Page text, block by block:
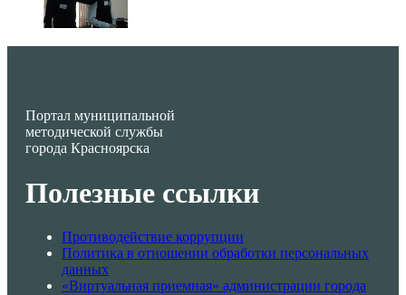
Портал муниципальной
методической службы
города Красноярска
Полезные ссылки
Противодействие коррупции
Политика в отношении обработки персональных
данных
«Виртуальная приемная» администрации города